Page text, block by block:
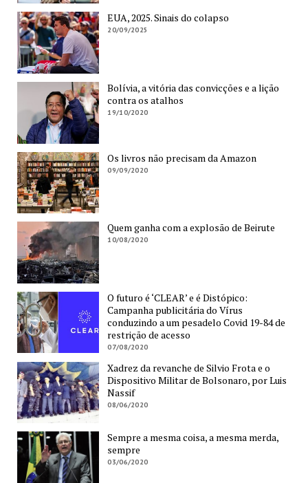
EUA, 2025. Sinais do colapso
20/09/2025
Bolívia, a vitória das convicções e a lição
contra os atalhos
19/10/2020
Os livros não precisam da Amazon
09/09/2020
Quem ganha com a explosão de Beirute
10/08/2020
O futuro é ‘CLEAR’ e é Distópico:
Campanha publicitária do Vírus
conduzindo a um pesadelo Covid 19-84 de
restrição de acesso
07/08/2020
Xadrez da revanche de Silvio Frota e o
Dispositivo Militar de Bolsonaro, por Luis
Nassif
08/06/2020
Sempre a mesma coisa, a mesma merda,
sempre
03/06/2020